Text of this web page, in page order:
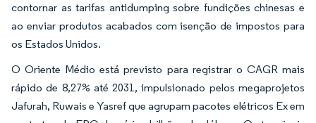
contornar as tarifas antidumping sobre fundições chinesas e
ao enviar produtos acabados com isenção de impostos para
os Estados Unidos.
O Oriente Médio está previsto para registrar o CAGR mais
rápido de 8,27% até 2031, impulsionado pelos megaprojetos
Jafurah, Ruwais e Yasref que agrupam pacotes elétricos Ex em